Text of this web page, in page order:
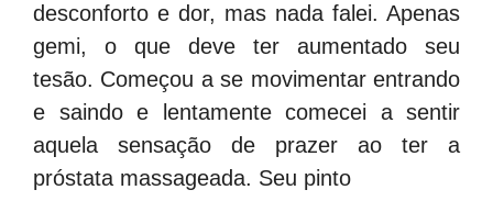
desconforto e dor, mas nada falei. Apenas
gemi, o que deve ter aumentado seu
tesão. Começou a se movimentar entrando
e saindo e lentamente comecei a sentir
aquela sensação de prazer ao ter a
próstata massageada. Seu pinto